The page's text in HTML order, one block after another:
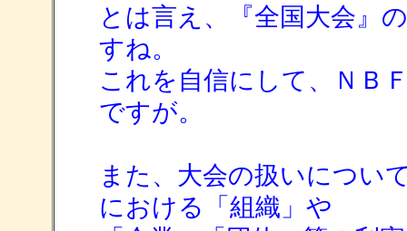
とは言え、『全国大会』
すね。
これを自信にして、ＮＢ
ですが。
また、大会の扱いについ
における「組織」や